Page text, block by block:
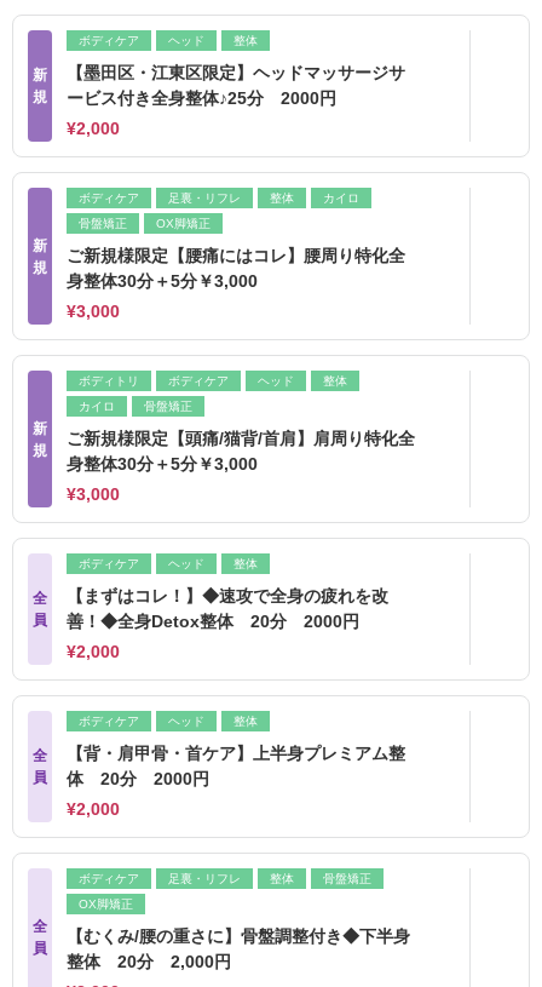
新
規
ボディケア ヘッド 整体
【墨田区・江東区限定】ヘッドマッサージサ
ービス付き全身整体♪25分 2000円
¥2,000
新
規
ボディケア 足裏・リフレ 整体
カイロ
骨盤矯正
OX脚矯正
ご新規様限定【腰痛にはコレ】腰周り特化全
身整体30分＋5分￥3,000
¥3,000
新
規
ボディトリ ボディケア ヘッド
整体
カイロ
骨盤矯正
ご新規様限定【頭痛/猫背/首肩】肩周り特化全
身整体30分＋5分￥3,000
¥3,000
全
員
ボディケア ヘッド 整体
【まずはコレ！】◆速攻で全身の疲れを改
善！◆全身Detox整体 20分 2000円
¥2,000
全
員
ボディケア ヘッド 整体
【背・肩甲骨・首ケア】上半身プレミアム整
体 20分 2000円
¥2,000
全
員
ボディケア 足裏・リフレ 整体
骨盤矯正
OX脚矯正
【むくみ/腰の重さに】骨盤調整付き◆下半身
整体 20分 2,000円